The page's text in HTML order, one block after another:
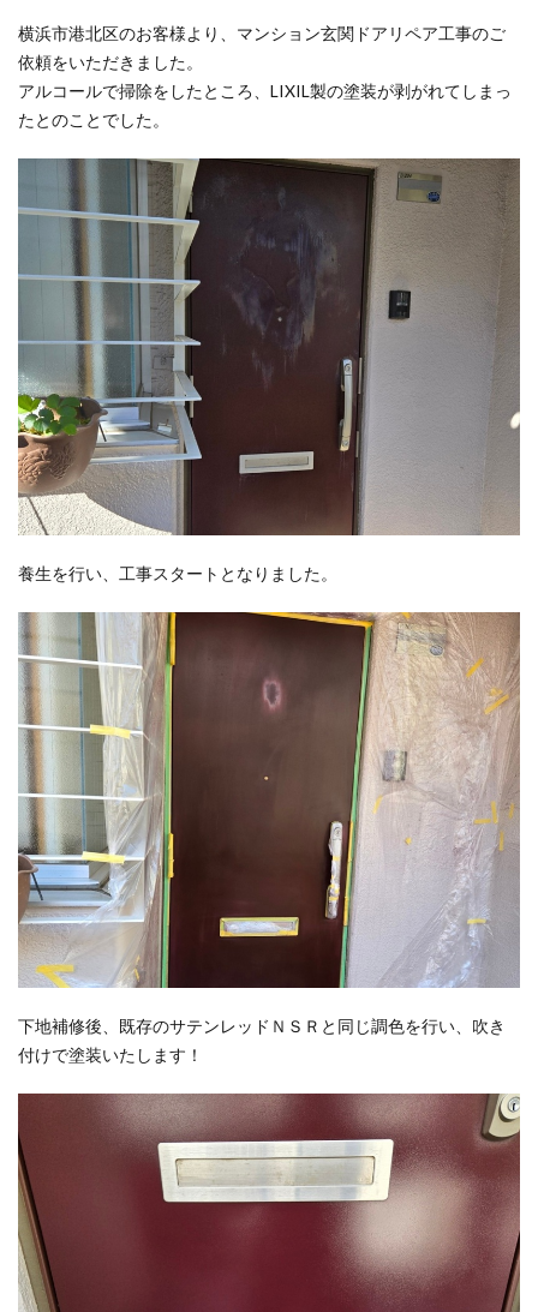
横浜市港北区のお客様より、マンション玄関ドアリペア工事のご
依頼をいただきました。
アルコールで掃除をしたところ、LIXIL製の塗装が剥がれてしまっ
たとのことでした。
養生を行い、工事スタートとなりました。
下地補修後、 既存のサテンレッドＮＳＲと同じ調色を行い、吹き
付けで塗装いたします！